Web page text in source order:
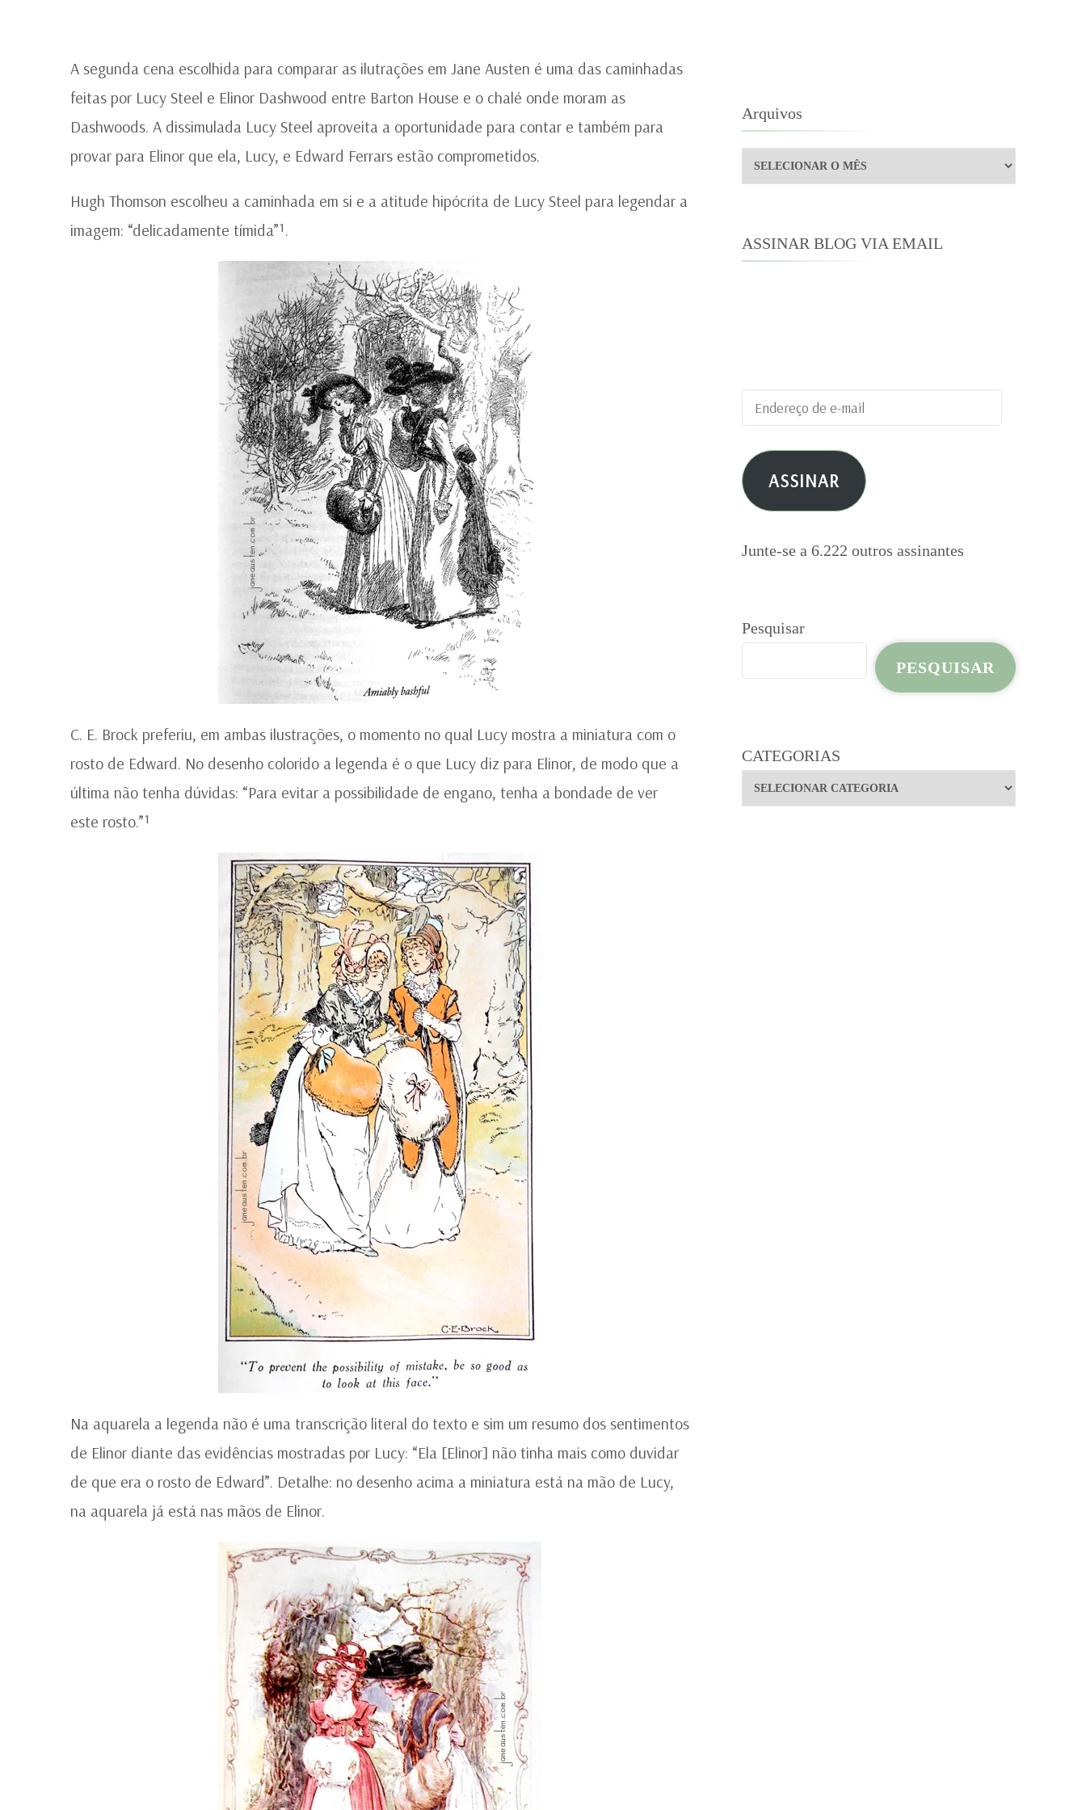
A segunda cena escolhida para comparar as ilutrações em Jane Austen é uma das caminhadas
feitas por Lucy Steel e Elinor Dashwood entre Barton House e o chalé onde moram as
Dashwoods. A dissimulada Lucy Steel aproveita a oportunidade para contar e também para
provar para Elinor que ela, Lucy, e Edward Ferrars estão comprometidos.
Hugh Thomson escolheu a caminhada em si e a atitude hipócrita de Lucy Steel para legendar a
imagem: “delicadamente tímida”¹.
C. E. Brock preferiu, em ambas ilustrações, o momento no qual Lucy mostra a miniatura com o
rosto de Edward. No desenho colorido a legenda é o que Lucy diz para Elinor, de modo que a
última não tenha dúvidas: “Para evitar a possibilidade de engano, tenha a bondade de ver
este rosto.”¹
Na aquarela a legenda não é uma transcrição literal do texto e sim um resumo dos sentimentos
de Elinor diante das evidências mostradas por Lucy: “Ela [Elinor] não tinha mais como duvidar
de que era o rosto de Edward”. Detalhe: no desenho acima a miniatura está na mão de Lucy,
na aquarela já está nas mãos de Elinor.
Arquivos
Arquivos
ASSINAR BLOG VIA EMAIL
Endereço
de
e-
mail ASSINAR
Junte-se a 6.222 outros assinantes
Pesquisar
PESQUISAR
CATEGORIAS